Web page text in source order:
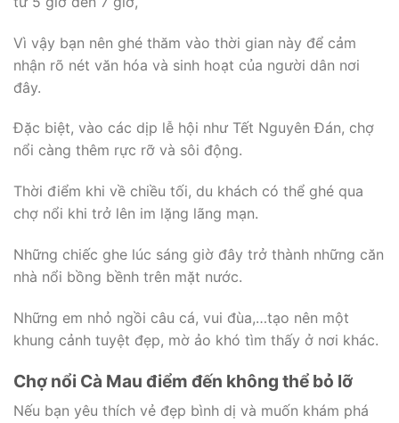
Vì vậy bạn nên ghé thăm vào thời gian này để cảm
nhận rõ nét văn hóa và sinh hoạt của người dân nơi
đây.
Đặc biệt, vào các dịp lễ hội như Tết Nguyên Đán, chợ
nổi càng thêm rực rỡ và sôi động.
Thời điểm khi về chiều tối, du khách có thể ghé qua
chợ nổi khi trở lên im lặng lãng mạn.
Những chiếc ghe lúc sáng giờ đây trở thành những căn
nhà nổi bồng bềnh trên mặt nước.
Những em nhỏ ngồi câu cá, vui đùa,…tạo nên một
khung cảnh tuyệt đẹp, mờ ảo khó tìm thấy ở nơi khác.
Chợ nổi Cà Mau điểm đến không thể bỏ lỡ
Nếu bạn yêu thích vẻ đẹp bình dị và muốn khám phá